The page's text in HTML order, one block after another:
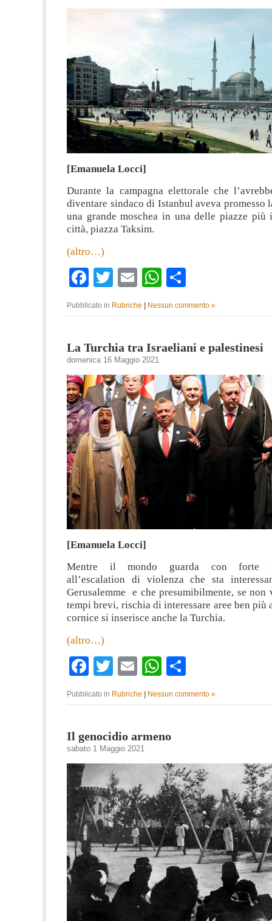
[Emanuela Locci]
Durante la campagna elettorale che
diventare sindaco di Istanbul aveva promesso
una grande moschea in una delle piazze più
città, piazza Taksim.
(altro…)
Facebook
TwitterEmailWhatsApp
Pubblicato in Rubriche Nessun commento »
La Turchia tra Israeliani e palestinesi
domenica 16 Maggio 2021
[Emanuela Locci]
Mentre il mondo guarda con forte
all’escalation di violenza che sta
Gerusalemme e che presumibilmente, se non
tempi brevi, rischia di interessare aree ben più
cornice si inserisce anche la Turchia.
(altro…)
Facebook
TwitterEmailWhatsApp
Pubblicato in Rubriche | Nessun commento »
Il genocidio armeno
sabato 1 Maggio 2021